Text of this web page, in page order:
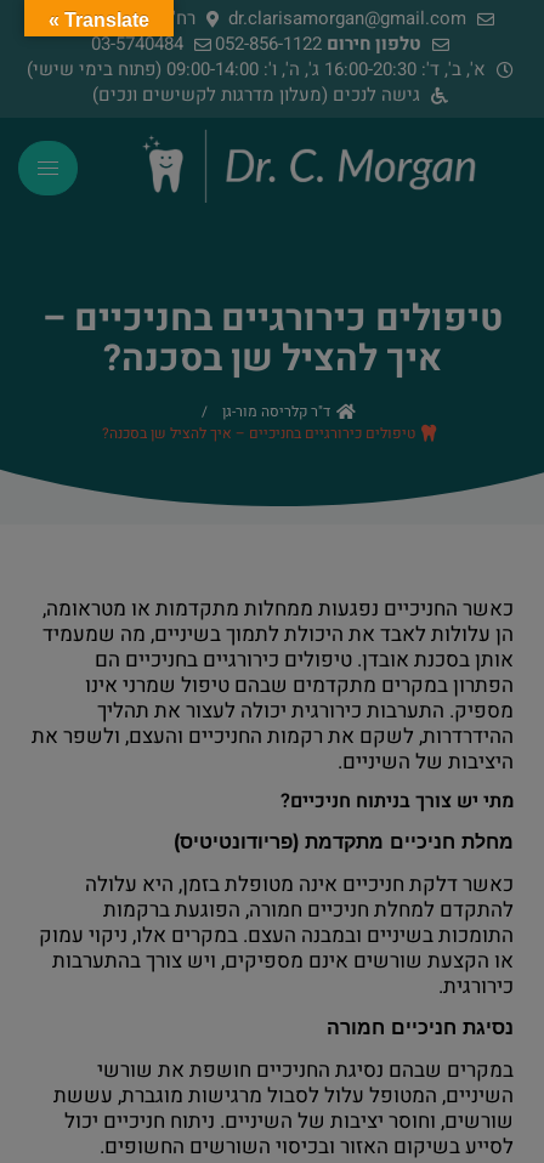
dr.clarisamorgan@gmail.com
רח' הירדן 91, רמת גן
טלפון חירום
03-5740484
א', ב', ד': 16:00-20:30 ג', ה', ו': 09:00-14:00 (פתוח בימי שישי)
גישה לנכים (מעלון מדרגות לקשישים ונכים)
טיפולים כירורגיים בחניכיים –
איך להציל שן בסכנה?
ד"ר קלריסה מור-גן
/
טיפולים כירורגיים בחניכיים – איך להציל שן בסכנה?
כאשר החניכיים נפגעות ממחלות מתקדמות או מטראומה,
הן עלולות לאבד את היכולת לתמוך בשיניים, מה שמעמיד
אותן בסכנת אובדן. טיפולים כירורגיים בחניכיים הם
הפתרון במקרים מתקדמים שבהם טיפול שמרני אינו
מספיק. התערבות כירורגית יכולה לעצור את תהליך
ההידרדרות, לשקם את רקמות החניכיים והעצם, ולשפר את
היציבות של השיניים.
מתי יש צורך בניתוח חניכיים?
מחלת חניכיים מתקדמת (פריודונטיטיס)
כאשר דלקת חניכיים אינה מטופלת בזמן, היא עלולה
להתקדם למחלת חניכיים חמורה, הפוגעת ברקמות
התומכות בשיניים ובמבנה העצם. במקרים אלו, ניקוי עמוק
או הקצעת שורשים אינם מספיקים, ויש צורך בהתערבות
כירורגית.
נסיגת חניכיים חמורה
במקרים שבהם נסיגת החניכיים חושפת את שורשי
השיניים, המטופל עלול לסבול מרגישות מוגברת, עששת
שורשים, וחוסר יציבות של השיניים. ניתוח חניכיים יכול
לסייע בשיקום האזור ובכיסוי השורשים החשופים.
Translate »